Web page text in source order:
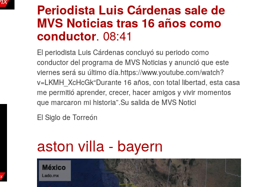
Periodista Luis Cárdenas sale de
MVS Noticias tras 16 años como
conductor. 08:41
El periodista Luis Cárdenas concluyó su periodo como
conductor del programa de MVS Noticias y anunció que este
viernes será su último día.https://www.youtube.com/watch?
v=LKMH_XcHcGk“Durante 16 años, con total libertad, esta casa
me permitió aprender, crecer, hacer amigos y vivir momentos
que marcaron mi historia”.Su salida de MVS Notici
El Siglo de Torreón
aston villa - bayern